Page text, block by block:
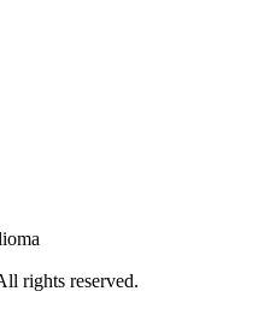
rights reserved.